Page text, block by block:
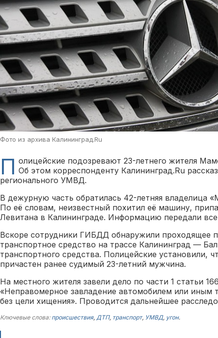
Фото из архива Калининград.Ru
П олицейские подозревают 23-летнего жителя
Об этом корреспонденту Калининград.Ru
регионального УМВД.
В дежурную часть обратилась 42-летняя владелица
По её словам, неизвестный похитил её машину,
Левитана в Калининграде. Информацию передали
Вскоре сотрудники ГИБДД обнаружили проходящее
транспортное средство на трассе Калининград —
транспортного средства. Полицейские установили,
причастен ранее судимый 23-летний мужчина.
На местного жителя завели дело по части 1 статьи
«Неправомерное завладение автомобилем или иным
без цели хищения». Проводится дальнейшее
Ключевые слова: происшествия, ДТП, транспорт, УМВД, угон.